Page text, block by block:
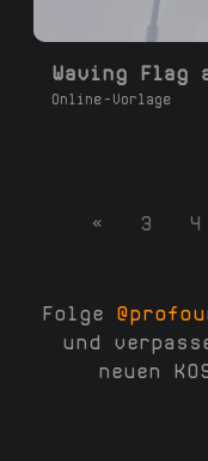
Online-Vorlage
« 3 4
Folge
und
neuen